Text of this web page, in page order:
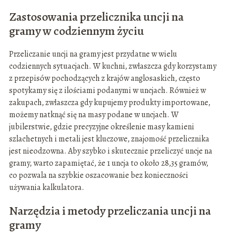
Zastosowania przelicznika uncji na
gramy w codziennym życiu
Przeliczanie uncji na gramy jest przydatne w wielu
codziennych sytuacjach. W kuchni, zwłaszcza gdy korzystamy
z przepisów pochodzących z krajów anglosaskich, często
spotykamy się z ilościami podanymi w uncjach. Również w
zakupach, zwłaszcza gdy kupujemy produkty importowane,
możemy natknąć się na masy podane w uncjach. W
jubilerstwie, gdzie precyzyjne określenie masy kamieni
szlachetnych i metali jest kluczowe, znajomość przelicznika
jest nieodzowna. Aby szybko i skutecznie przeliczyć uncje na
gramy, warto zapamiętać, że 1 uncja to około 28,35 gramów,
co pozwala na szybkie oszacowanie bez konieczności
używania kalkulatora.
Narzędzia i metody przeliczania uncji na
gramy